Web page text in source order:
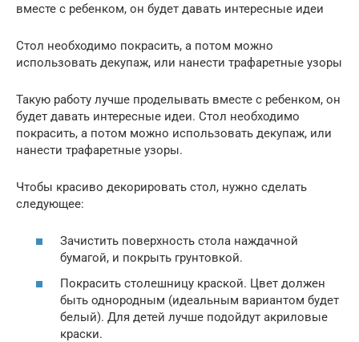
вместе с ребенком, он будет давать интересные идеи
Стол необходимо покрасить, а потом можно
использовать декупаж, или нанести трафаретные узоры
Такую работу лучше проделывать вместе с ребенком, он
будет давать интересные идеи. Стол необходимо
покрасить, а потом можно использовать декупаж, или
нанести трафаретные узоры.
Чтобы красиво декорировать стол, нужно сделать
следующее:
Зачистить поверхность стола наждачной
бумагой, и покрыть грунтовкой.
Покрасить столешницу краской. Цвет должен
быть однородным (идеальным вариантом будет
белый). Для детей лучше подойдут акриловые
краски.